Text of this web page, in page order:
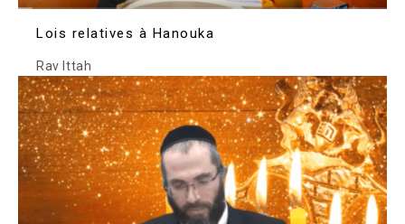
Lois relatives à Hanouka
Rav Ittah